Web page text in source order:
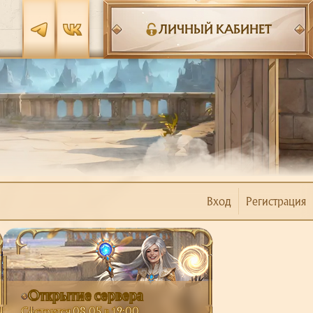
ЛИЧНЫЙ КАБИНЕТ
Вход Регистрация
Открытие сервера